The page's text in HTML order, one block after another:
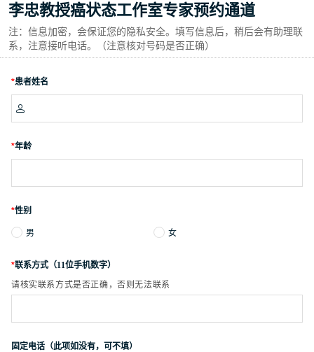
李忠教授癌状态工作室专家预约通道
注：信息加密，会保证您的隐私安全。填写信息后，稍后会有助理联
系，注意接听电话。（注意核对号码是否正确）
*患者姓名

*年龄
*性别
男 女
*联系方式（11位手机数字）
请核实联系方式是否正确，否则无法联系
固定电话（此项如没有，可不填）